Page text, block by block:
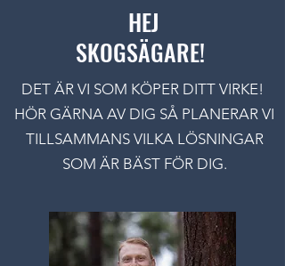
HEJ
SKOGSÄGARE!
DET ÄR VI SOM KÖPER DITT VIRKE!
HÖR GÄRNA AV DIG SÅ PLANERAR VI
TILLSAMMANS VILKA LÖSNINGAR
SOM ÄR BÄST FÖR DIG.